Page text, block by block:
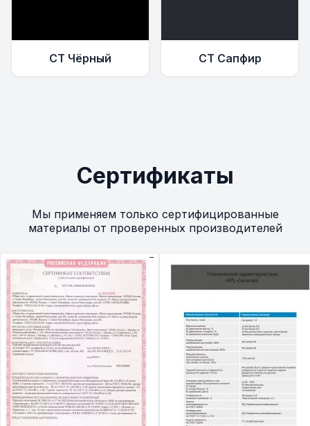
СТ Чёрный СТ Сапфир
Сертификаты
Мы применяем только сертифицированные
материалы от проверенных производителей